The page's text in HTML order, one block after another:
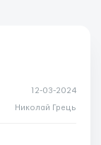
12-03-2024
Николай Грець